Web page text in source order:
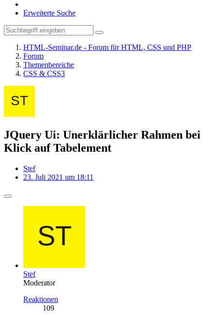
Erweiterte Suche
HTML-Seminar.de - Forum für HTML, CSS und PHP
Forum
Themenbereiche
CSS & CSS3
JQuery Ui: Unerklärlicher Rahmen bei
Klick auf Tabelement
Stef
23. Juli 2021 um 18:11
Stef
Moderator
Reaktionen
109